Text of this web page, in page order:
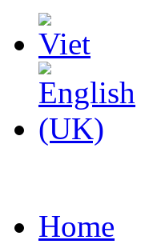
Home